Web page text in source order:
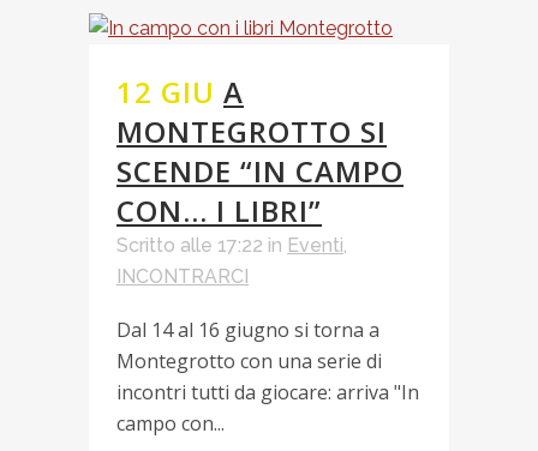
12 GIU A
MONTEGROTTO SI
SCENDE “IN CAMPO
CON… I LIBRI”
Scritto alle 17:22 in Eventi,
INCONTRARCI
Dal 14 al 16 giugno si torna a
Montegrotto con una serie di
incontri tutti da giocare: arriva "In
campo con...